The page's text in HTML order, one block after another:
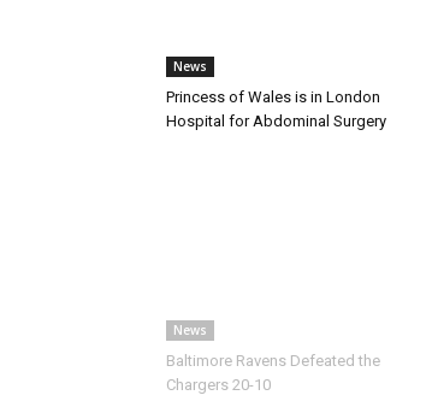
News
Princess of Wales is in London
Hospital for Abdominal Surgery
News
Baltimore Ravens Defeated the
Chargers 20-10